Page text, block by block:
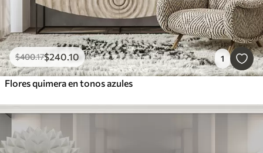
$400.17$240.10 1
Flores quimera en tonos azules